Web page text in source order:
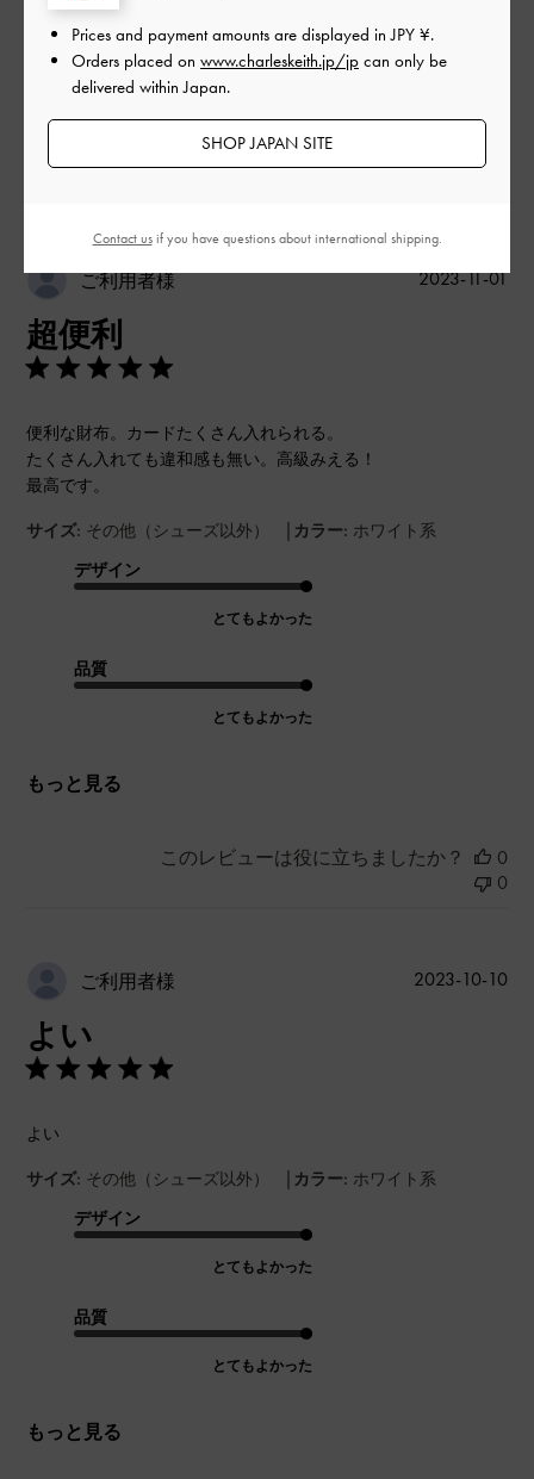
もっと見る
このレビューは役に立ちましたか？
ご利用者様
超便利
便利な財布。カードたくさん入れられる。
たくさん入れても違和感も無い。高級みえる！
最高です。
サイズ: その他（シューズ以外） | カラー: ホワイト系
デザイン
とてもよかった
品質
とてもよかった
もっと見る
公
2023-11-01
このレビューは役に立ちましたか？
0
0
ご利用者様
よい
よい
サイズ: その他（シューズ以外） | カラー: ホワイト系
デザイン
とてもよかった
品質
とてもよかった
もっと見る
公
2023-10-10
Prices and payment amounts are displayed inJPY ¥.
Orders placed on www.charleskeith.jp/jp can only be
delivered within Japan.
SHOP JAPAN SITE
Contact usif you have questions about international shipping.